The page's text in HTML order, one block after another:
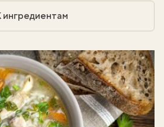
ингредиентам